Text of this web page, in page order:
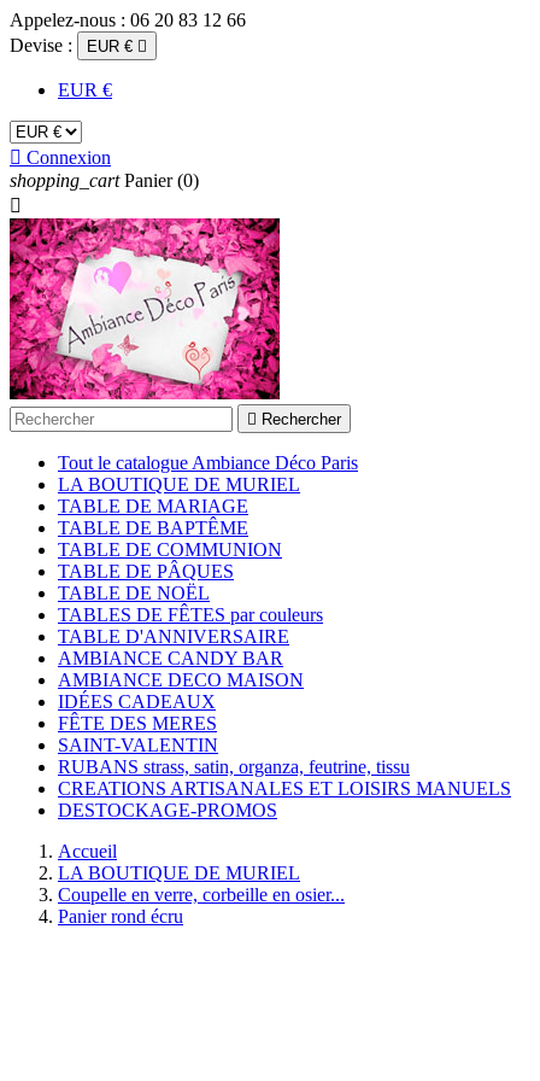
Appelez-nous : 06 20 83 12 66
Devise :
EUR € 
EUR €
 Connexion
shopping_cart Panier (0)

 Rechercher
Tout le catalogue Ambiance Déco Paris
LA BOUTIQUE DE MURIEL
TABLE DE MARIAGE
TABLE DE BAPTÊME
TABLE DE COMMUNION
TABLE DE PÂQUES
TABLE DE NOËL
TABLES DE FÊTES par couleurs
TABLE D'ANNIVERSAIRE
AMBIANCE CANDY BAR
AMBIANCE DECO MAISON
IDÉES CADEAUX
FÊTE DES MERES
SAINT-VALENTIN
RUBANS strass, satin, organza, feutrine, tissu
CREATIONS ARTISANALES ET LOISIRS MANUELS
DESTOCKAGE-PROMOS
Accueil
LA BOUTIQUE DE MURIEL
Coupelle en verre, corbeille en osier...
Panier rond écru